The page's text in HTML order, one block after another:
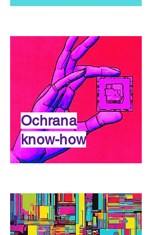
Ochrana
know-how